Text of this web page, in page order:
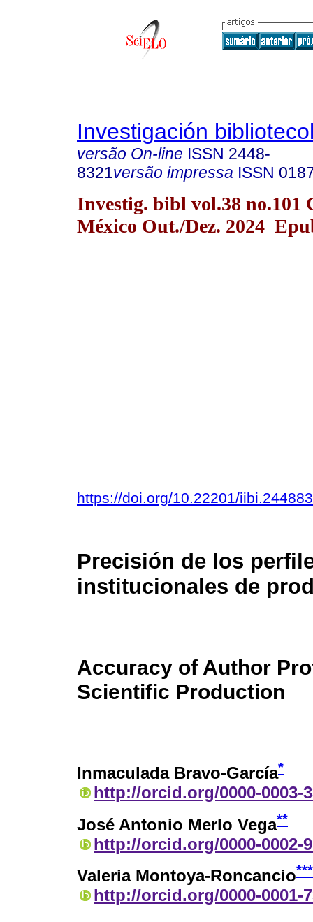
Investigación
versão On-line ISSN 2448-
8321versão impressa ISSN
Investig. bibl vol.38 no.101
México Out./Dez. 2024
https://doi.org/10.22201/
Precisión de los
institucionales de
Accuracy of Author
Scientific Production
Inmaculada Bravo-García*
http://orcid.org/0000-0003-
José Antonio Merlo Vega**
http://orcid.org/0000-0002-
Valeria Montoya-Roncancio***
http://orcid.org/0000-0001-